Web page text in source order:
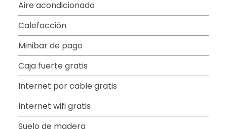
Aire acondicionado
Calefacción
Minibar de pago
Caja fuerte gratis
Internet por cable gratis
Internet wifi gratis
Suelo de madera